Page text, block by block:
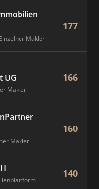
Einzelner Makler
177
UG
Makler
166
Makler
160
140